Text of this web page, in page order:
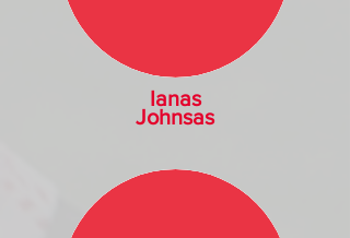
Ianas
Johnsas